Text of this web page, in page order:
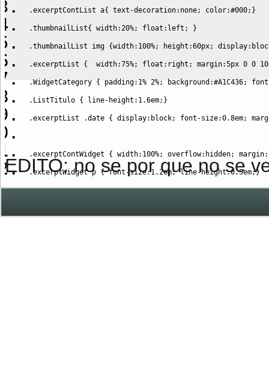
.excerptContList a{ text-decoration: none; color:#000; }
.thumbnailList{ width:20%; float : left ; }
.thumbnailList img {width: 100%; height :60px; display:
.excerptList { width:75%; float : right ; margin:5px 0 0
.WidgetCategory { padding : 1% 2%; background :#A1C436;
.ListTitulo { line-height : 1.6em; }
.excerptList .date { display: block; font-size:0.8em;
.excerptContWidget { width: 100%; overflow: hidden; margin:
.excerptWidget p { font-size:1.2em; line-height:0.5em;}
EDITO: no se por que no se